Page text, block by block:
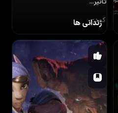
زندانی ها
کمدی